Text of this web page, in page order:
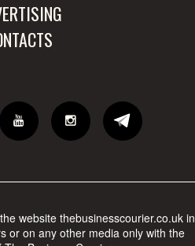
website thebusinesscourier.co.uk in
or on any other media only with the